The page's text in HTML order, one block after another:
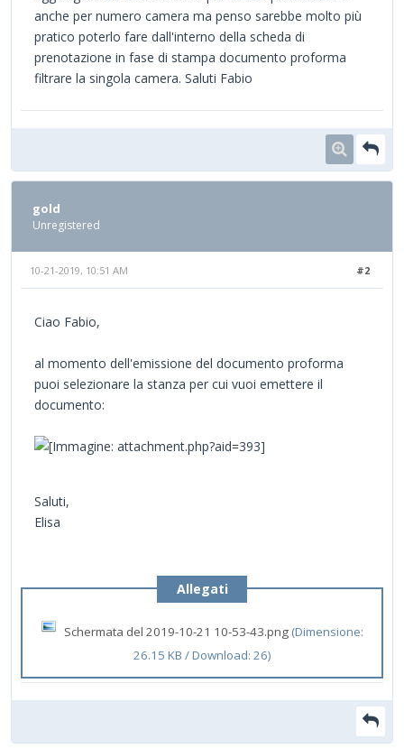
anche per numero camera ma penso sarebbe molto più
pratico poterlo fare dall'interno della scheda di
prenotazione in fase di stampa documento proforma
filtrare la singola camera. Saluti Fabio
gold
Unregistered
#2
10-21-2019, 10:51 AM
Ciao Fabio,
al momento dell'emissione del documento proforma
puoi selezionare la stanza per cui vuoi emettere il
documento:
Saluti,
Elisa
Allegati
Schermata del 2019-10-21 10-53-43.png(Dimensione:
26.15 KB / Download: 26)